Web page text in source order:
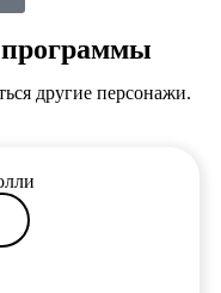
другие персонажи.